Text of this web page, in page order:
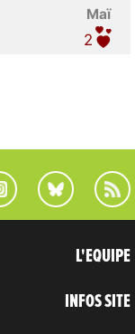
Maï
2
L'EQUIPE
INFOS SITE